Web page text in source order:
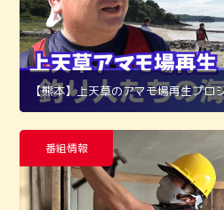
【熊本】上天草のアマモ場再生プロ
番組情報